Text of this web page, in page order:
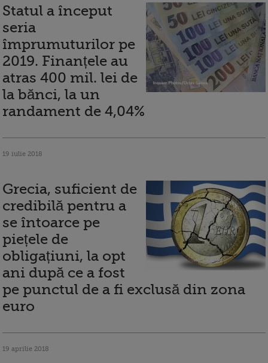
Statul a început
seria
împrumuturilor pe
2019. Finanțele au
atras 400 mil. lei de
la bănci, la un
randament de 4,04%
19 iulie 2018
Grecia, suficient de
credibilă pentru a
se întoarce pe
piețele de
obligațiuni, la opt
ani după ce a fost
pe punctul de a fi exclusă din zona
euro
19 aprilie 2018